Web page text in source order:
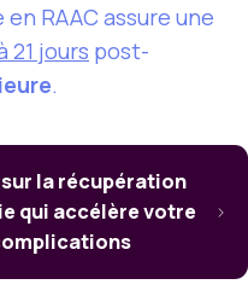
RAAC assure une
21 jours post-
.
la récupération
qui accélère votre